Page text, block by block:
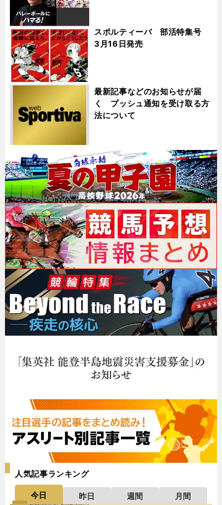
スポルティーバ 部活特集号
3月16日発売
最新記事などのお知らせが届
く プッシュ通知を受け取る方
法について
人気記事ランキング
今日 昨日 週間
月間